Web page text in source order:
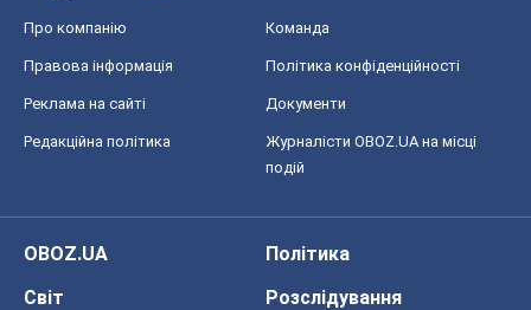
Про компанію Команда
Правова інформація Політика конфіденційності
Реклама на сайті Документи
Редакційна політика
Журналісти OBOZ.UA на місці
подій
OBOZ.UA
Політика
Світ
Розслідування